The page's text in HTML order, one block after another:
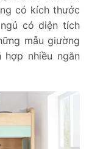
có kích thước
có diện tích
mẫu giường
nhiều ngăn